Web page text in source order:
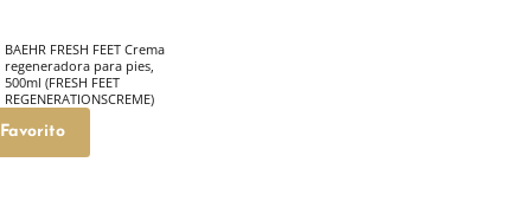
BAEHR FRESH FEET Crema
regeneradora para pies,
500ml (FRESH FEET
REGENERATIONSCREME)
Favorito